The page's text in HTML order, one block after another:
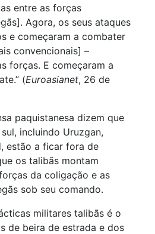
entre as forças
Agora, os seus ataques
e começaram a combater
convencionais] –
forças. E começaram a
(Euroasianet, 26 de
paquistanesa dizem que
incluindo Uruzgan,
estão a ficar fora de
os talibãs montam
da coligação e as
sob seu comando.
militares talibãs é o
de beira de estrada e dos